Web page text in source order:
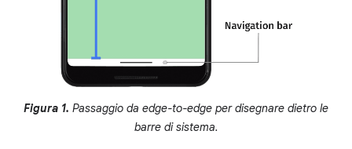
Figura 1. Passaggio da edge-to-edge per disegnare dietro le
barre di sistema.